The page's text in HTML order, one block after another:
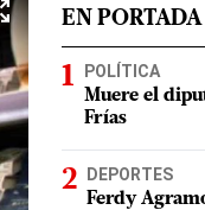
EN PORTADA
POLÍTICA
Muere el
Frías
DEPORTES
Ferdy